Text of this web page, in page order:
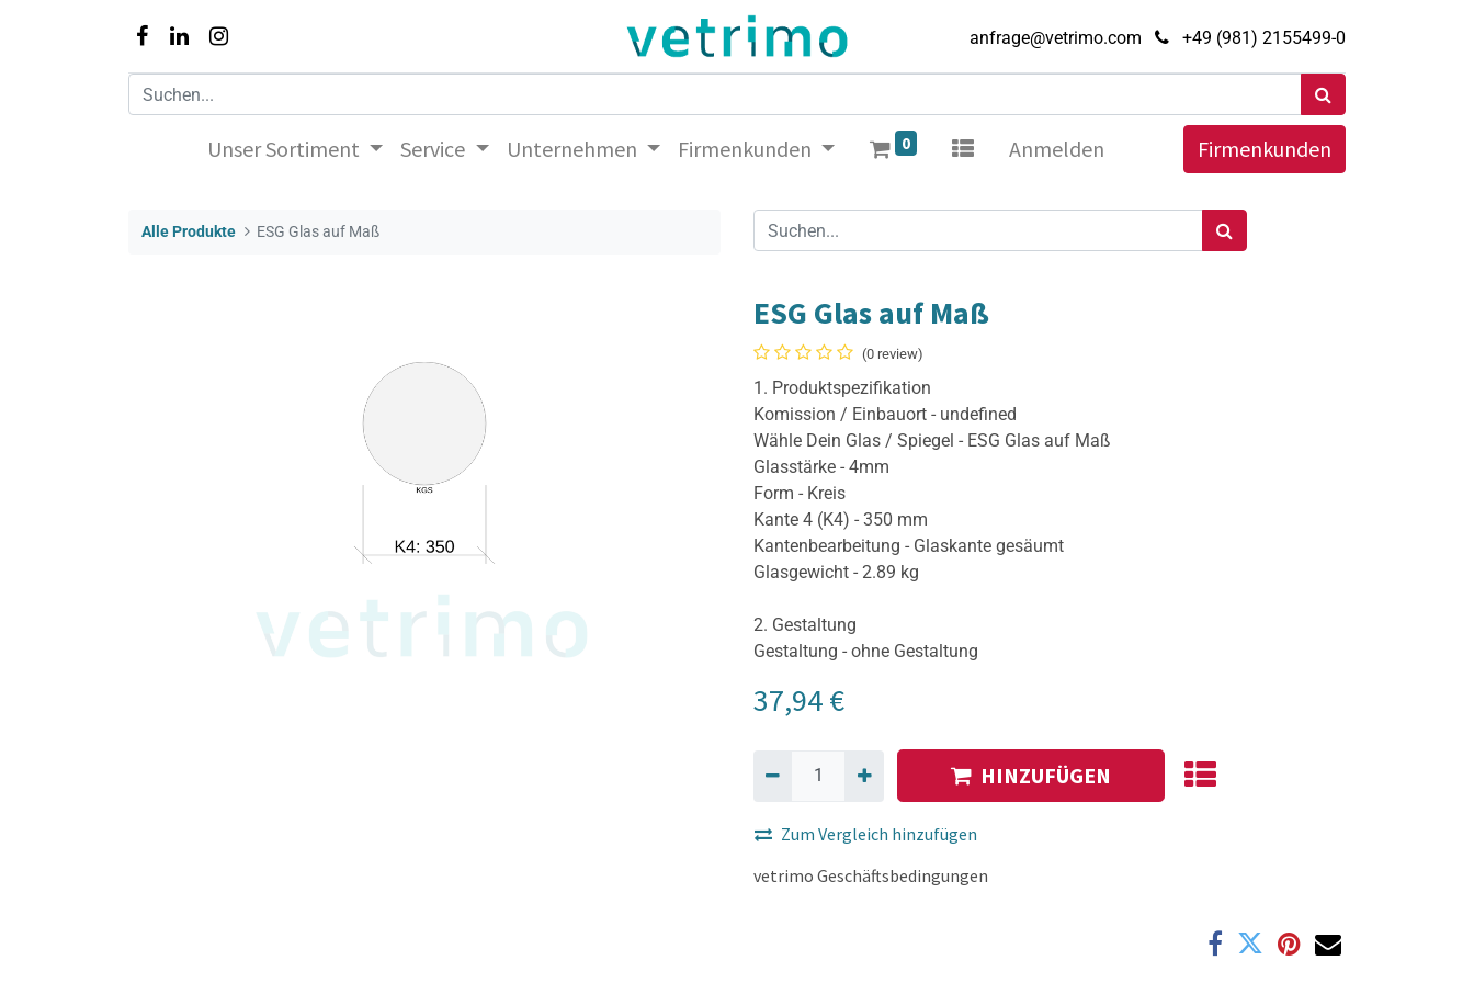
anfrage@vetrimo.com +49 (981) 2155499-0
Unser Sortiment Service Unternehmen Firmenkunden 0 Anmelden Firmenkunden
Alle Produkte ESG Glas auf Maß
ESG Glas auf Maß
(0 review)
1. Produktspezifikation
Komission / Einbauort - undefined
Wähle Dein Glas / Spiegel - ESG Glas auf Maß
Glasstärke - 4mm
Form - Kreis
Kante 4 (K4) - 350 mm
Kantenbearbeitung - Glaskante gesäumt
Glasgewicht - 2.89 kg
2. Gestaltung
Gestaltung - ohne Gestaltung
37,94€
HINZUFÜGEN
Zum Vergleich hinzufügen
vetrimo Geschäftsbedingungen